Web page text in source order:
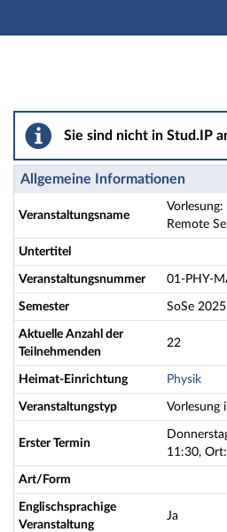
Vorlesung: 01-PHY-MA-
Sie sind nicht in Stud.IP
Allgemeine Informationen
Veranstaltungsname
Remote
Untertitel
Veranstaltungsnummer 01-PHY-
Semester SoSe 2025
Aktuelle Anzahl der
Teilnehmenden
22
Heimat-Einrichtung Physik
Veranstaltungstyp Vorlesung
Erster Termin
11:30, Ort:
Art/Form
Englischsprachige
Veranstaltung
Ja